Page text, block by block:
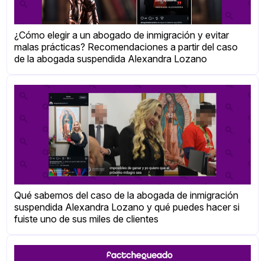
¿Cómo elegir a un abogado de inmigración y evitar
malas prácticas? Recomendaciones a partir del caso
de la abogada suspendida Alexandra Lozano
Qué sabemos del caso de la abogada de inmigración
suspendida Alexandra Lozano y qué puedes hacer si
fuiste uno de sus miles de clientes